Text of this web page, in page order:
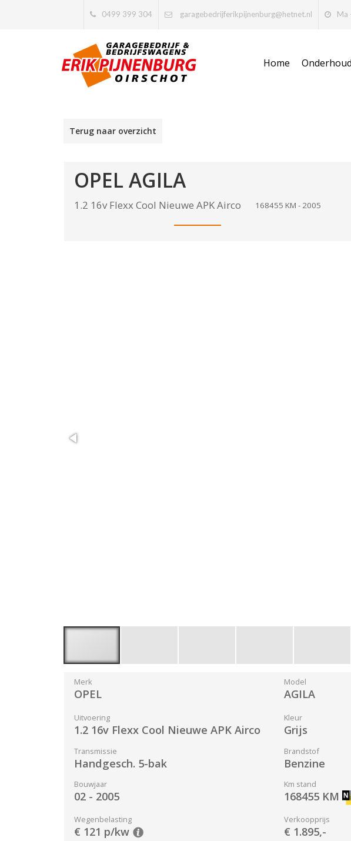
0499 399 304 garagebedrijferikpijnenburg@hetnet.nl Ma
Home Onderhoud
Terug naar overzicht
OPEL AGILA
1.2 16v Flexx Cool Nieuwe APK Airco 168455 KM - 2005
Merk
OPEL
Model
AGILA
Uitvoering
1.2 16v Flexx Cool Nieuwe APK Airco
Kleur
Grijs
Transmissie
Handgesch. 5-bak
Brandstof
Benzine
Bouwjaar
02 - 2005
Km stand
168455 KM
Wegenbelasting
€ 121 p/kw
Verkoopprijs
€ 1.895,-